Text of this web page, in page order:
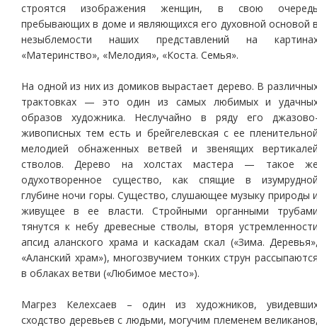
строятся изображения женщин, в свою
пребывающих в доме и являющихся его духовной основой
незыблемости наших представлений на
«Материнство», «Мелодия», «Коста. Семья».
На одной из них из домиков вырастает дерево. В
трактовках — это один из самых любимых и
образов художника. Неслучайно в ряду его
живописных тем есть и брейгелевская с ее
мелодией обнаженных ветвей и звенящих
стволов. Дерево на холстах мастера — такое
одухотворенное существо, как спящие в
глубине ночи горы. Существо, слушающее музыку природы
живущее в ее власти. Стройными органными
тянутся к небу древесные стволы, вторя
апсид аланского храма и каскадам скал («Зима.
«Аланский храм»), многозвучием тонких струн
в облаках ветви («Любимое место»).
Магрез Келехсаев – один из художников,
сходство деревьев с людьми, могучим племенем